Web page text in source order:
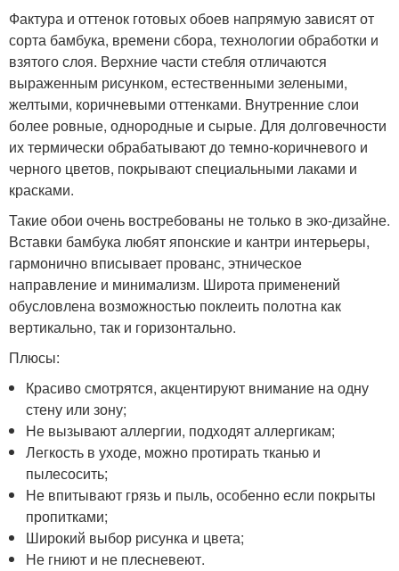
Фактура и оттенок готовых обоев напрямую зависят от
сорта бамбука, времени сбора, технологии обработки и
взятого слоя. Верхние части стебля отличаются
выраженным рисунком, естественными зелеными,
желтыми, коричневыми оттенками. Внутренние слои
более ровные, однородные и сырые. Для долговечности
их термически обрабатывают до темно-коричневого и
черного цветов, покрывают специальными лаками и
красками.
Такие обои очень востребованы не только в эко-дизайне.
Вставки бамбука любят японские и кантри интерьеры,
гармонично вписывает прованс, этническое
направление и минимализм. Широта применений
обусловлена возможностью поклеить полотна как
вертикально, так и горизонтально.
Плюсы:
Красиво смотрятся, акцентируют внимание на одну
стену или зону;
Не вызывают аллергии, подходят аллергикам;
Легкость в уходе, можно протирать тканью и
пылесосить;
Не впитывают грязь и пыль, особенно если покрыты
пропитками;
Широкий выбор рисунка и цвета;
Не гниют и не плесневеют.